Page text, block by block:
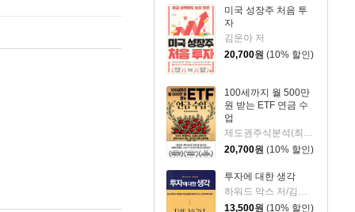
미국 성장주 처음 투
자
김운아 저
20,700원 (10% 할인)
100세까지 월 500만
원 받는 ETF 연금 수
업
20,700원 (10% 할인)
투자에 대한 생각
하워드 막스 저/김경미 역
13,500원 (10% 할인)